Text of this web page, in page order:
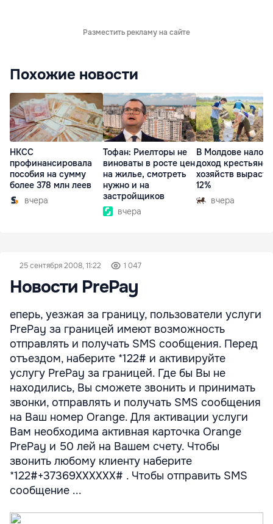
Разместить рекламу на сайте
Похожие новости
НКСС
профинансировала
пособия на сумму
более 378 млн леев
вчера
Тофан: Риелторы не
виноваты в росте цен
на жилье, смотреть
нужно и на
застройщиков
вчера
В Молдове налог
доход
хозяйств
12%
вчера
25 сентября 2008, 11:22 1 047
Новости PrePay
еперь, уезжая за границу, пользователи услуги
PrePay за границей имеют возможность
отправлять и получать SMS сообщения. Перед
отъездом, наберите *122# и активируйте
услугу PrePay за границей. Где бы Вы не
находились, Вы сможете звонить и принимать
звонки, отправлять и получать SMS сообщения
на Ваш номер Orange. Для активации услуги
Вам необходима активная карточка Orange
PrePay и 50 лей на Вашем счету. Чтобы
звонить любому клиенту наберите
*122#+37369XXXXXX# . Чтобы отправить SMS
сообщение ...